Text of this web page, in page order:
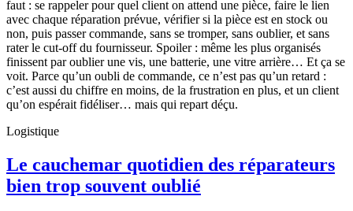
faut : se rappeler pour quel client on attend une pièce, faire le lien
avec chaque réparation prévue, vérifier si la pièce est en stock ou
non, puis passer commande, sans se tromper, sans oublier, et sans
rater le cut-off du fournisseur. Spoiler : même les plus organisés
finissent par oublier une vis, une batterie, une vitre arrière… Et ça se
voit. Parce qu’un oubli de commande, ce n’est pas qu’un retard :
c’est aussi du chiffre en moins, de la frustration en plus, et un client
qu’on espérait fidéliser… mais qui repart déçu.
Logistique
Le cauchemar quotidien des réparateurs
bien trop souvent oublié